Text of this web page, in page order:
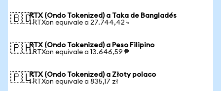
🇧🇩RTX (Ondo Tokenized) a Taka de Bangladés
1 RTXon equivale a 27.744,42 ৳
🇵🇭RTX (Ondo Tokenized) a Peso Filipino
1 RTXon equivale a 13.646,59 ₱
🇵🇱RTX (Ondo Tokenized) a Złoty polaco
1 RTXon equivale a 835,17 zł